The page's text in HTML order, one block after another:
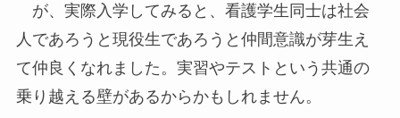
が、実際入学してみると、看護学生同士は社会
人であろうと現役生であろうと仲間意識が芽生え
て仲良くなれました。実習やテストという共通の
乗り越える壁があるからかもしれません。